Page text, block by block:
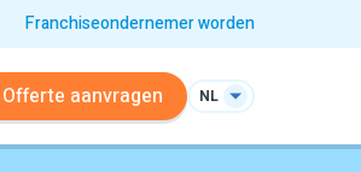
Franchiseondernemer worden
Offerte aanvragen NL